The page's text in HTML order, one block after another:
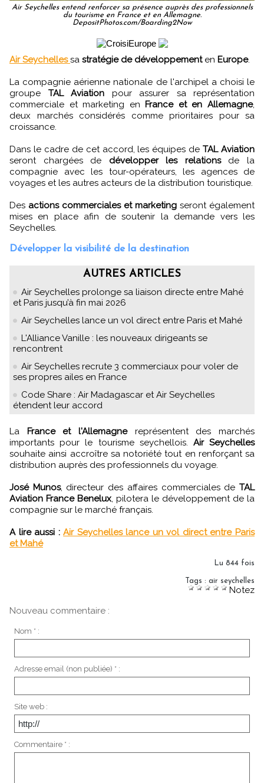
Air Seychelles entend renforcer sa présence auprès des professionnels
du tourisme en France et en Allemagne.
DepositPhotos.com/Boarding2Now
Air Seychellessa stratégie de développementen Europe.
La compagnie aérienne nationale de l'archipel a choisi le
groupe TAL Aviation pour assurer sa représentation
commerciale et marketing en France et en Allemagne,
deux marchés considérés comme prioritaires pour sa
croissance.
Dans le cadre de cet accord, les équipes de TAL Aviation
seront chargées de développer les relationsde la
compagnie avec les tour-opérateurs, les agences de
voyages et les autres acteurs de la distribution touristique.
Des actions commerciales et marketing seront également
mises en place afin de soutenir la demande vers les
Seychelles.
Développer la visibilité de la destination
AUTRES ARTICLES
Air Seychelles prolonge sa liaison directe entre Mahé
et Paris jusqu’à fin mai 2026
Air Seychelles lance un vol direct entre Paris et Mahé
L'Alliance Vanille : les nouveaux dirigeants se
rencontrent
Air Seychelles recrute 3 commerciaux pour voler de
ses propres ailes en France
Code Share : Air Madagascar et Air Seychelles
étendent leur accord
La France et l'Allemagnereprésentent des marchés
importants pour le tourisme seychellois. Air Seychelles
souhaite ainsi accroître sa notoriété tout en renforçant sa
distribution auprès des professionnels du voyage.
José Munos, directeur des affaires commerciales deTAL
Aviation France Benelux , pilotera le développement de la
compagnie sur le marché français.
A lire aussi : Air Seychelles lance un vol direct entre Paris
et Mahé
Lu 844 fois
Tags : air seychelles
Notez
Nouveau commentaire :
Nom * :
Adresse email (non publiée) * :
Site web :
Commentaire * :